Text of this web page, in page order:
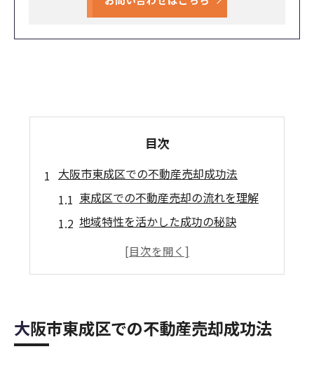
目次
大阪市東成区での不動産売却成功法
東成区での不動産売却の流れを理解
地域特性を活かした成功の秘訣
不動産売却における市場調査の重要性
土地の価値を引き出す方法
土地活用で高値を狙う不動産売却
大阪市東成区での不動産売却成功法